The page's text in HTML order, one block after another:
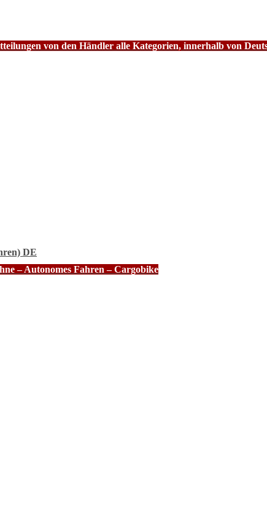
von den Händler alle Kategorien, innerhalb von
DE
– Autonomes Fahren – Cargobike